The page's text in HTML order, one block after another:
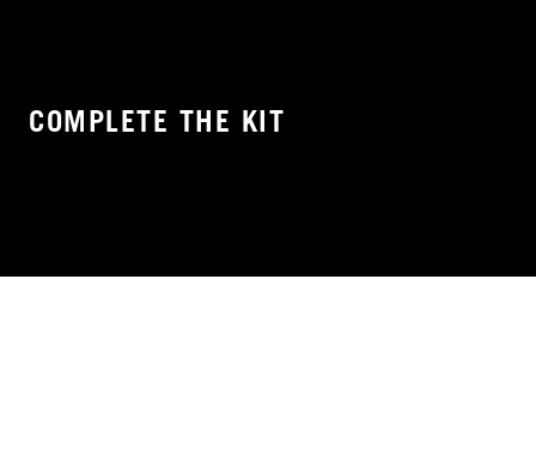
COMPLETE THE KIT